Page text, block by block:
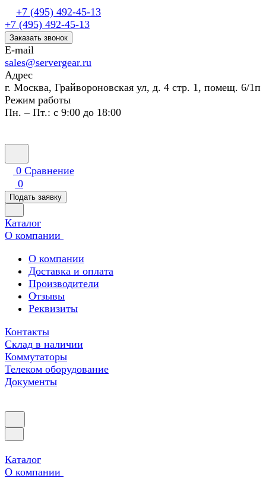
+7 (495) 492-45-13
+7 (495) 492-45-13
Заказать звонок
E-mail
sales@servergear.ru
Адрес
г. Москва, Грайвороновская ул, д. 4 стр. 1, помещ. 6/1п
Режим работы
Пн. – Пт.: с 9:00 до 18:00
0 Сравнение
0
Подать заявку
Каталог
О компании
О компании
Доставка и оплата
Производители
Отзывы
Реквизиты
Контакты
Склад в наличии
Коммутаторы
Телеком оборудование
Документы
Каталог
О компании